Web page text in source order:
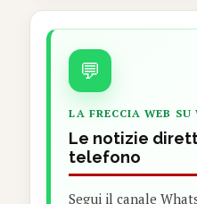
💬
LA FRECCIA WEB SU
Le notizie
telefono
Segui il canale